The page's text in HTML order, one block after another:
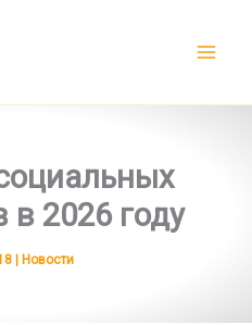
в 2026 году
| Новости